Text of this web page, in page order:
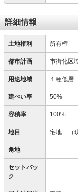
詳細情報
土地権利 所有権
都市計画 市街化区
用途地域 １種低層
建ぺい率 50%
容積率 100%
地目 宅地
角地 －
セットバッ
ク
－